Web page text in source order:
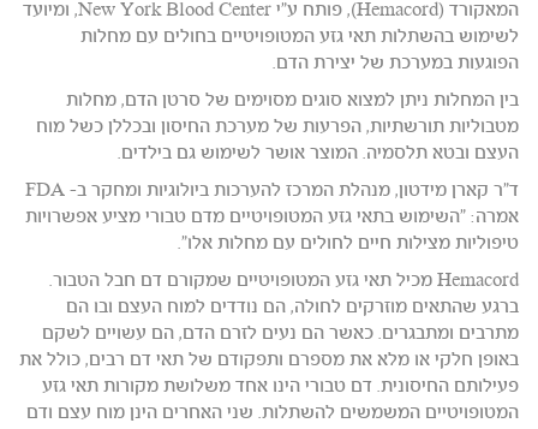
המאקורד (Hemacord), פותח ע"י New York Blood Center, ומיועד
לשימוש בהשתלות תאי גזע המטופויטיים בחולים עם מחלות
הפוגעות במערכת של יצירת הדם.
בין המחלות ניתן למצוא סוגים מסוימים של סרטן הדם, מחלות
מטבוליות תורשתיות, הפרעות של מערכת החיסון ובכללן כשל מוח
העצם ובטא תלסמיה. המוצר אושר לשימוש גם בילדים.
ד"ר קארן מידטון, מנהלת המרכז להערכות ביולוגיות ומחקר ב- FDA
אמרה: "השימוש בתאי גזע המטופויטיים מדם טבורי מציע אפשרויות
טיפוליות מצילות חיים לחולים עם מחלות אלו".
Hemacord מכיל תאי גזע המטופויטיים שמקורם דם חבל הטבור.
ברגע שהתאים מוזרקים לחולה, הם נודדים למוח העצם ובו הם
מתרבים ומתבגרים. כאשר הם נעים לזרם הדם, הם עשויים לשקם
באופן חלקי או מלא את מספרם ותפקודם של תאי דם רבים, כולל את
פעילותם החיסונית. דם טבורי הינו אחד משלושת מקורות תאי גזע
המטופויטיים המשמשים להשתלות. שני האחרים הינן מוח עצם ודם